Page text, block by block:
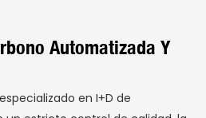
Automatizada Y
en I+D de